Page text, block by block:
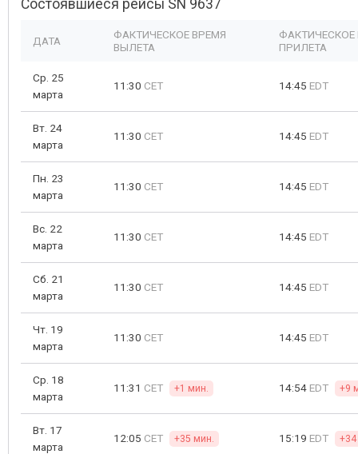
Состоявшиеся рейсы SN 9637
ДАТА
ФАКТИЧЕСКОЕ ВРЕМЯ
ВЫЛЕТА
ФАКТИЧЕСКОЕ
ПРИЛЕТА
Ср. 25
марта
11:30 CET 14:45 EDT
Вт. 24
марта
11:30 CET 14:45 EDT
Пн. 23
марта
11:30 CET 14:45 EDT
Вс. 22
марта
11:30 CET 14:45 EDT
Сб. 21
марта
11:30 CET 14:45 EDT
Чт. 19
марта
11:30 CET 14:45 EDT
Ср. 18
марта
11:31 CET +1 мин. 14:54 EDT +9
Вт. 17
марта
12:05 CET +35 мин. 15:19 EDT